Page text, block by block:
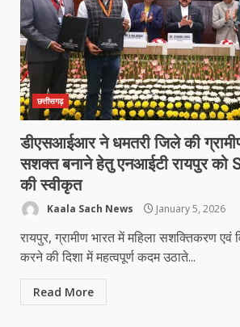
छत्तीसगढ़
डीएसआईआर ने धमतरी जिले की
सशक्त बनाने हेतु एनआईटी रायपुर को
की स्वीकृत
Kaala Sach News January 5, 2026
रायपुर, ग्रामीण भारत में महिला सशक्तिकरण एवं
करने की दिशा में महत्वपूर्ण कदम उठाते...
Read More